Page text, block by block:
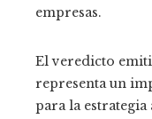
empresas.
El veredicto
representa un
para la